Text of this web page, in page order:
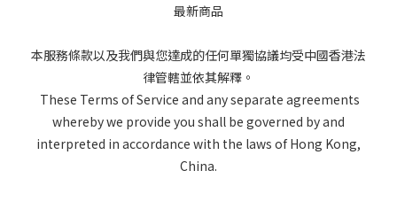
最新商品
本服務條款以及我們與您達成的任何單獨協議均受中國香港法
律管轄並依其解釋。
These Terms of Service and any separate agreements
whereby we provide you shall be governed by and
interpreted in accordance with the laws of Hong Kong,
China.